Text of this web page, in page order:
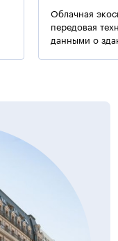
Облачная
передовая
данными о